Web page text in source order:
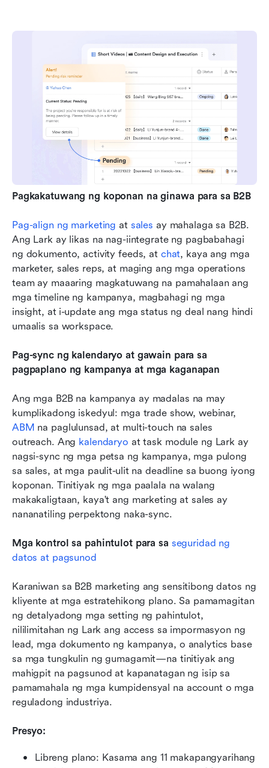
Pagkakatuwang ng koponan na ginawa para sa B2B
Pag-align ng marketing at sales ay mahalaga sa B2B.
Ang Lark ay likas na nag-iintegrate ng pagbabahagi
ng dokumento, activity feeds, at chat, kaya ang mga
marketer, sales reps, at maging ang mga operations
team ay maaaring magkatuwang na pamahalaan ang
mga timeline ng kampanya, magbahagi ng mga
insight, at i-update ang mga status ng deal nang hindi
umaalis sa workspace.
Pag-sync ng kalendaryo at gawain para sa
pagpaplano ng kampanya at mga kaganapan
Ang mga B2B na kampanya ay madalas na may
ABM na paglulunsad, at multi-touch na sales
outreach. Ang kalendaryo at task module ng Lark ay
nagsi-sync ng mga petsa ng kampanya, mga pulong
sa sales, at mga paulit-ulit na deadline sa buong iyong
koponan. Tinitiyak ng mga paalala na walang
makakaligtaan, kaya't ang marketing at sales ay
nananatiling perpektong naka-sync.
Mga kontrol sa pahintulot para sa seguridad ng
datos at pagsunod
Karaniwan sa B2B marketing ang sensitibong datos ng
kliyente at mga estratehikong plano. Sa pamamagitan
ng detalyadong mga setting ng pahintulot,
nililimitahan ng Lark ang access sa impormasyon ng
lead, mga dokumento ng kampanya, o analytics base
sa mga tungkulin ng gumagamit—na tinitiyak ang
mahigpit na pagsunod at kapanatagan ng isip sa
pamamahala ng mga kumpidensyal na account o mga
reguladong industriya.
Presyo:
Libreng plano: Kasama ang 11 makapangyarihang